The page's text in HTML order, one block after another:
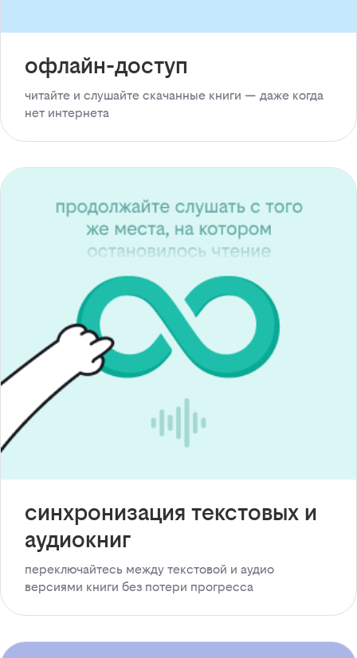
офлайн-доступ
читайте и слушайте скачанные книги — даже когда
нет интернета
синхронизация текстовых и
аудиокниг
переключайтесь между текстовой и аудио
версиями книги без потери прогресса